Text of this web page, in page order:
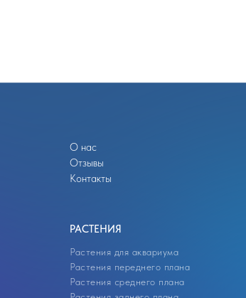
Растения для аквариума
Растения переднего плана
Растения среднего плана
О нас
Отзывы
Контакты
РАСТЕНИЯ